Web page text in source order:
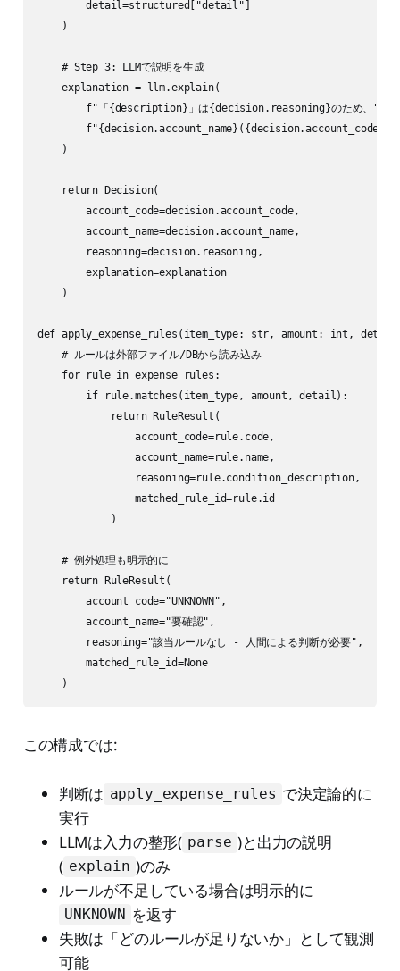
        detail=structured["detail"]
    )
    # Step 3: LLMで説明を生成
    explanation = llm.explain(
        f"「{description}」は{decision.reasoning}のため、"
f"{decision.account_name}({decision.account_code})に
    )
    return Decision(
        account_code=decision.account_code,
        account_name=decision.account_name,
        reasoning=decision.reasoning,
        explanation=explanation
    )
def apply_expense_rules(item_type: str, amount: int,
    # ルールは外部ファイル/DBから読み込み
    for rule in expense_rules:
        if rule.matches(item_type, amount, detail):
            return RuleResult(
                account_code=rule.code,
                account_name=rule.name,
                reasoning=rule.condition_description,
                matched_rule_id=rule.id
            )
    # 例外処理も明示的に
    return RuleResult(
        account_code="UNKNOWN",
        account_name="要確認",
        reasoning="該当ルールなし - 人間による判断が必要",
        matched_rule_id=None
    )
この構成では:
判断は apply_expense_rules で決定論的に
実行
LLMは入力の整形( parse )と出力の説明
( explain )のみ
ルールが不足している場合は明示的に
UNKNOWN を返す
失敗は「どのルールが足りないか」として観測
可能